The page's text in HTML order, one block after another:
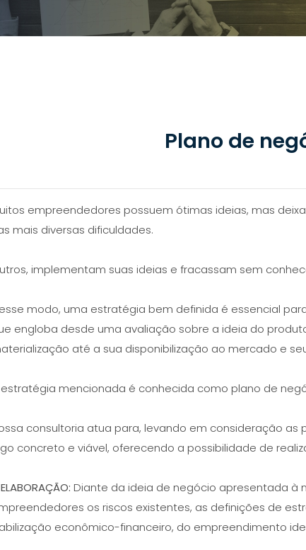
Plano de
empreendedores possuem ótimas ideias, mas
mais diversas dificuldades.
implementam suas ideias e fracassam sem
modo, uma estratégia bem definida é essencial
engloba desde uma avaliação sobre a ideia do
até a sua disponibilização ao mercado e
mencionada é conhecida como plano de
consultoria atua para, levando em consideração as
concreto e viável, oferecendo a possibilidade de
Diante da ideia de negócio apresentada à
os riscos existentes, as definições de
econômico-financeiro, do empreendimento